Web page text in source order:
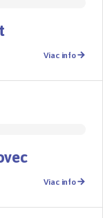
Viac info
Viac info